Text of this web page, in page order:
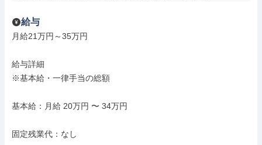
給与
月給21万円～35万円
給与詳細
※基本給・一律手当の総額
基本給：月給 20万円 〜 34万円
固定残業代：なし